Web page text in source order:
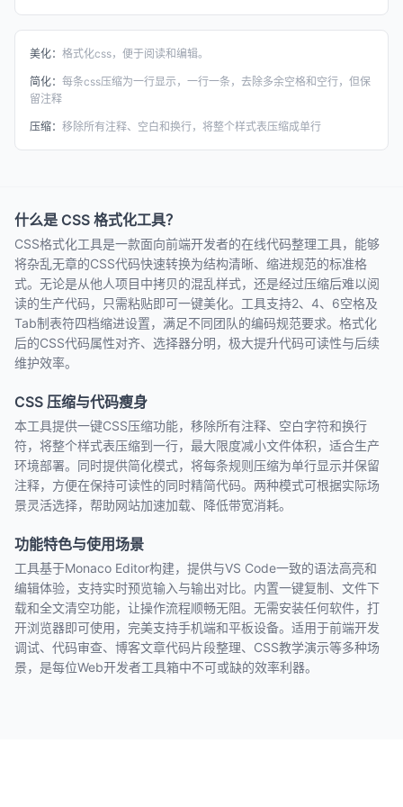
美化： 格式化css，便于阅读和编辑。
简化： 每条css压缩为一行显示，一行一条，去除多余空格和空行，但保
留注释
压缩： 移除所有注释、空白和换行，将整个样式表压缩成单行
什么是 CSS 格式化工具？
CSS格式化工具是一款面向前端开发者的在线代码整理工具，能够
将杂乱无章的CSS代码快速转换为结构清晰、缩进规范的标准格
式。无论是从他人项目中拷贝的混乱样式，还是经过压缩后难以阅
读的生产代码，只需粘贴即可一键美化。工具支持2、4、6空格及
Tab制表符四档缩进设置，满足不同团队的编码规范要求。格式化
后的CSS代码属性对齐、选择器分明，极大提升代码可读性与后续
维护效率。
CSS 压缩与代码瘦身
本工具提供一键CSS压缩功能，移除所有注释、空白字符和换行
符，将整个样式表压缩到一行，最大限度减小文件体积，适合生产
环境部署。同时提供简化模式，将每条规则压缩为单行显示并保留
注释，方便在保持可读性的同时精简代码。两种模式可根据实际场
景灵活选择，帮助网站加速加载、降低带宽消耗。
功能特色与使用场景
工具基于Monaco Editor构建，提供与VS Code一致的语法高亮和
编辑体验，支持实时预览输入与输出对比。内置一键复制、文件下
载和全文清空功能，让操作流程顺畅无阻。无需安装任何软件，打
开浏览器即可使用，完美支持手机端和平板设备。适用于前端开发
调试、代码审查、博客文章代码片段整理、CSS教学演示等多种场
景，是每位Web开发者工具箱中不可或缺的效率利器。